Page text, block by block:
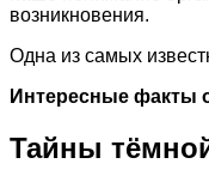
возникновения.
Одна из самых
Интересные факты
Тайны